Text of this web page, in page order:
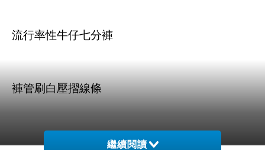
流行率性牛仔七分褲
褲管刷白壓摺線條
繼續閱讀